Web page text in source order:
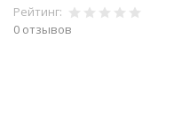
Рейтинг:
0 отзывов